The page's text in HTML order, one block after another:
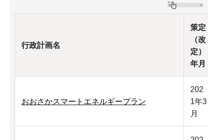
行政計画名
策定
（改
定）
年月
おおさかスマートエネルギープラン
202
1年3
月